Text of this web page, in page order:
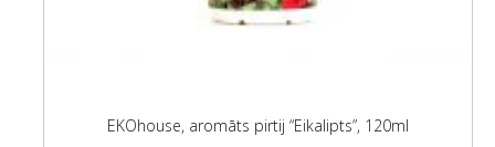
EKOhouse, aromāts pirtij “Eikalipts”, 120ml